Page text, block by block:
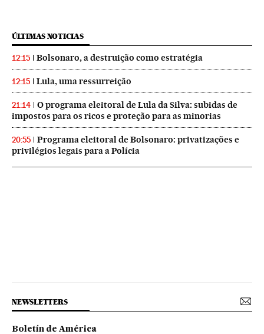
ÚLTIMAS NOTICIAS
12:15 Bolsonaro, a destruição como estratégia
12:15 Lula, uma ressurreição
21:14
O programa eleitoral de Lula da Silva: subidas de
impostos para os ricos e proteção para as minorias
20:55
Programa eleitoral de Bolsonaro: privatizações e
privilégios legais para a Polícia
NEWSLETTERS
Boletín de América